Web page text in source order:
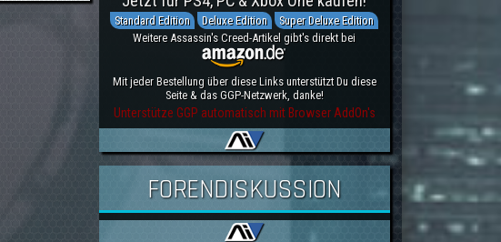
Standard Edition Deluxe Edition
Super Deluxe Edition
Weitere Assassin's Creed-Artikel gibt's direkt bei
Mit jeder Bestellung über diese Links unterstützt Du diese
Seite & das GGP-Netzwerk, danke!
Unterstütze GGP automatisch mit Browser AddOn's
FORENDISKUSSION